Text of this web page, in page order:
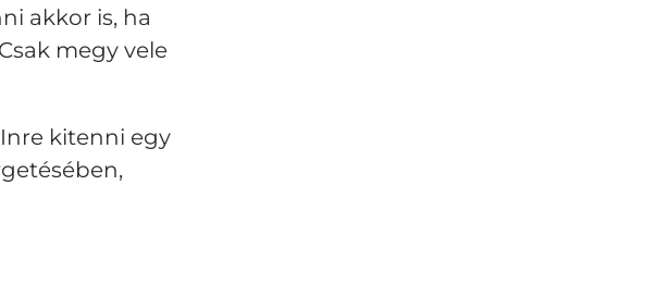
akkor is, ha
megy vele
kitenni egy